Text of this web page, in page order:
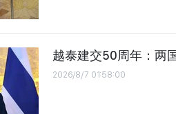
越泰建交50周年：两
2026/8/7 01:58:00